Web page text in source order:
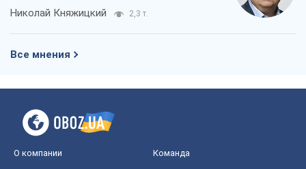
Николай Княжицкий 2,3 т.
Все мнения
О компании Команда